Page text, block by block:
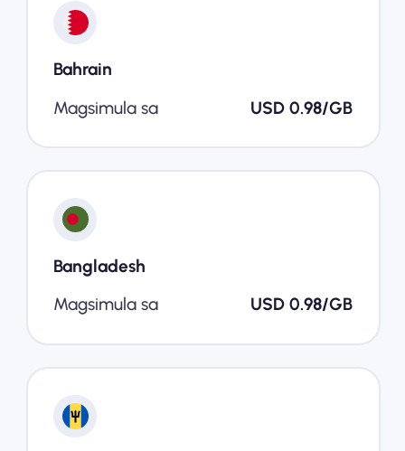
Bahrain
Magsimula sa
USD 0.98/GB
Bangladesh
Magsimula sa
USD 0.98/GB